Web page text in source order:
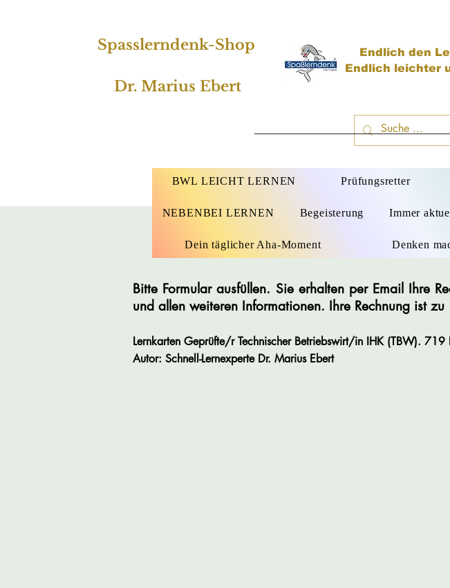
Spasslerndenk-Shop
Dr. Marius Ebert
Endlich den
Endlich leichter
BWL LEICHT LERNEN Prüfungsretter
NEBENBEI LERNEN Begeisterung Immer
Dein täglicher Aha-Moment Denken
Bitte Formular ausfüllen. Sie erhalten per Email Ihre
und allen weiteren Informationen. Ihre Rechnung ist
Lernkarten Geprüfte/r Technischer Betriebswirt/in IHK (TBW). 719
Autor: Schnell-Lernexperte Dr. Marius Ebert